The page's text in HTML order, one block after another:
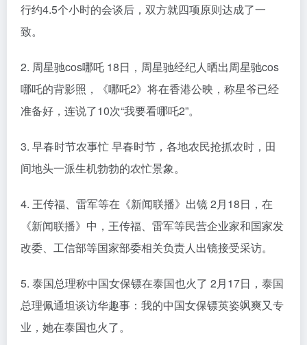
行约4.5个小时的会谈后，双方就四项原则达成了一
致。
2. 周星驰cos哪吒 18日，周星驰经纪人晒出周星驰cos
哪吒的背影照，《哪吒2》将在香港公映，称星爷已经
准备好，连说了10次“我要看哪吒2”。
3. 早春时节农事忙 早春时节，各地农民抢抓农时，田
间地头一派生机勃勃的农忙景象。
4. 王传福、雷军等在《新闻联播》出镜 2月18日，在
《新闻联播》中，王传福、雷军等民营企业家和国家发
改委、工信部等国家部委相关负责人出镜接受采访。
5. 泰国总理称中国女保镖在泰国也火了 2月17日，泰国
总理佩通坦谈访华趣事：我的中国女保镖英姿飒爽又专
业，她在泰国也火了。